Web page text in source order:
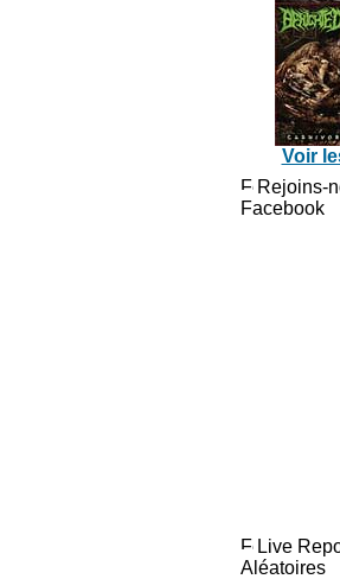
Voir
Rejoins-
Facebook
Live
Aléatoires